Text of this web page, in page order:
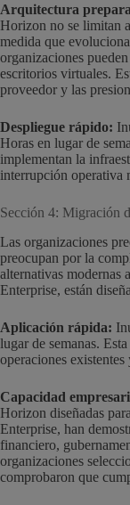
Arquitectura
Horizon no se limitan
medida que
organizaciones
escritorios virtuales.
proveedor y las
Despliegue rápido:
Horas en lugar de
implementan la
interrupción operativa
Sección 4: Migración
Las organizaciones
preocupan por la
alternativas
Enterprise, están
Aplicación rápida:
lugar de semanas.
operaciones
Capacidad
Horizon diseñadas
Enterprise, han
financiero,
organizaciones
comprobaron que